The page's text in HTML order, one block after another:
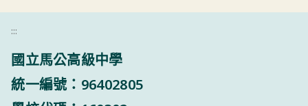
:::
國立馬公高級中學
統一編號：96402805